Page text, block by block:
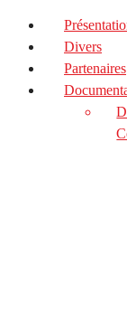
Divers
Partenaires